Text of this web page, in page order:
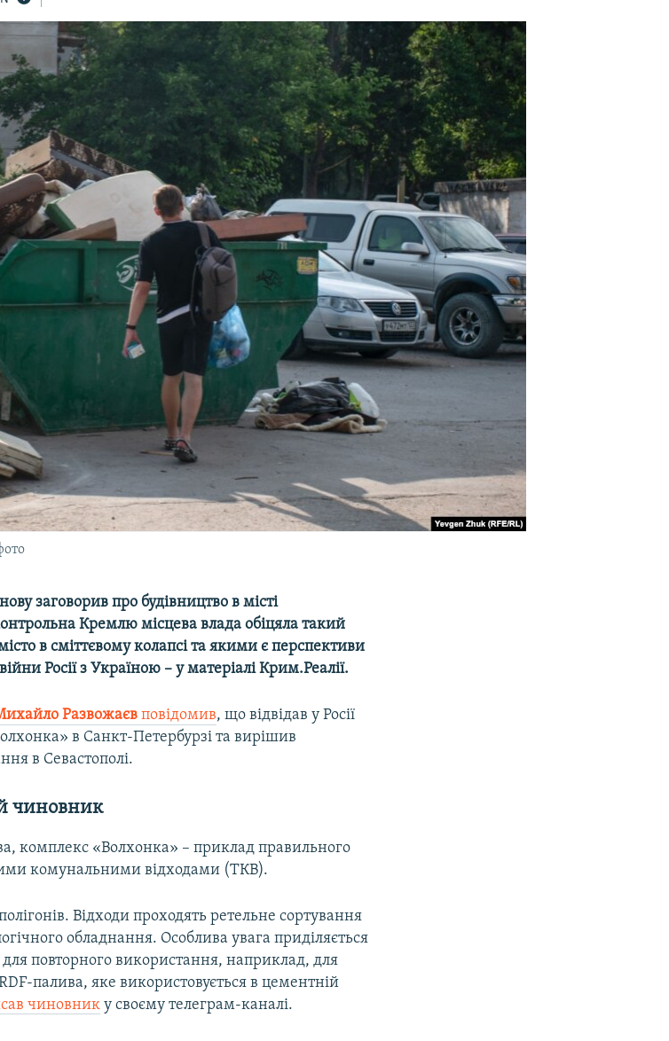
заговорив про будівництво в місті
Кремлю місцева влада обіцяла такий
в сміттєвому колапсі та якими є перспективи
Росії з Україною – у матеріалі Крим.Реалії.
Развожаєв повідомив, що відвідав у Росії
в Санкт-Петербурзі та вирішив
в Севастополі.
чиновник
комплекс «Волхонка» – приклад правильного
комунальними відходами (ТКВ).
Відходи проходять ретельне сортування
обладнання. Особлива увага приділяється
повторного використання, наприклад, для
палива, яке використовується в цементній
чиновник у своєму телеграм-каналі.